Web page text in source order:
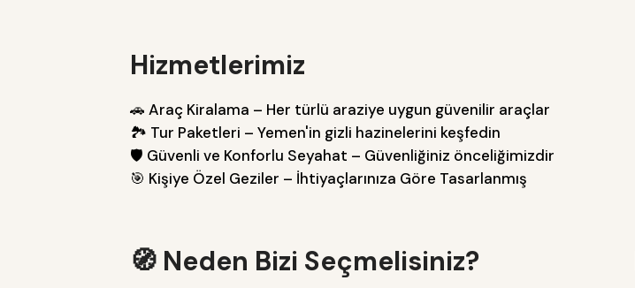
Hizmetlerimiz
🚗 Araç Kiralama – Her türlü araziye uygun güvenilir araçlar
🏞 Tur Paketleri – Yemen'in gizli hazinelerini keşfedin
🛡 Güvenli ve Konforlu Seyahat – Güvenliğiniz önceliğimizdir
🎯 Kişiye Özel Geziler – İhtiyaçlarınıza Göre Tasarlanmış
🧭 Neden Bizi Seçmelisiniz?